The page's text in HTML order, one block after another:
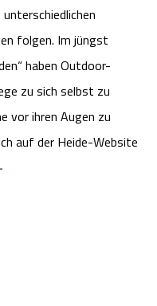
folgen. Im jüngst
haben Outdoor-
zu sich selbst zu
vor ihren Augen zu
auf der Heide-Website